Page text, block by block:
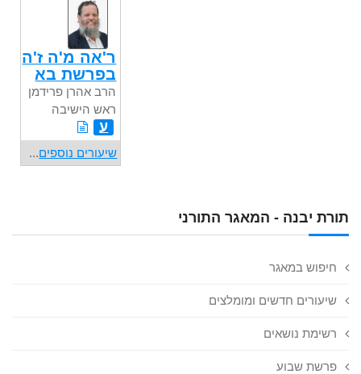
תורת יבנה - המאגר התורני
חיפוש במאגר
שיעורים חדשים ומומלצים
רשימת נושאים
פרשת שבוע
ר'אה מ'ה ז'ה
בפרשת בא
הרב אהרן פרידמן
ראש הישיבה
ע
שיעורים נוספים...